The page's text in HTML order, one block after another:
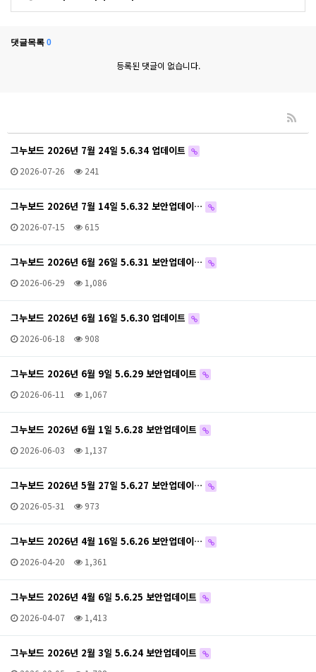
댓글목록 0
등록된 댓글이 없습니다.
그누보드 2026년 7월 24일 5.6.34 업데이트
2026-07-26 241
그누보드 2026년 7월 14일 5.6.32 보안업데이…
2026-07-15 615
그누보드 2026년 6월 26일 5.6.31 보안업데이…
2026-06-29 1,086
그누보드 2026년 6월 16일 5.6.30 업데이트
2026-06-18 908
그누보드 2026년 6월 9일 5.6.29 보안업데이트
2026-06-11 1,067
그누보드 2026년 6월 1일 5.6.28 보안업데이트
2026-06-03 1,137
그누보드 2026년 5월 27일 5.6.27 보안업데이…
2026-05-31 973
그누보드 2026년 4월 16일 5.6.26 보안업데이…
2026-04-20 1,361
그누보드 2026년 4월 6일 5.6.25 보안업데이트
2026-04-07 1,413
그누보드 2026년 2월 3일 5.6.24 보안업데이트